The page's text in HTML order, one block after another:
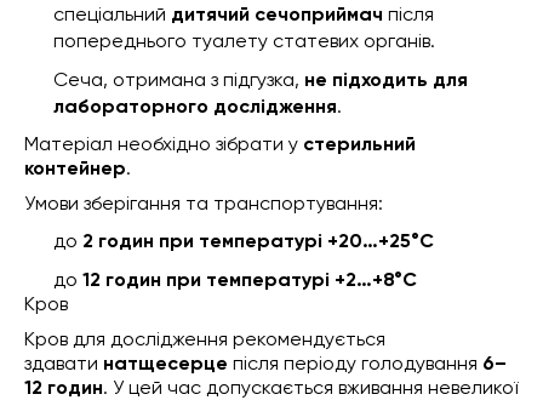
спеціальний дитячий сечоприймач після
попереднього туалету статевих органів.
Сеча, отримана з підгузка, не підходить для
лабораторного дослідження.
Матеріал необхідно зібрати у стерильний
контейнер.
Умови зберігання та транспортування:
до 2 годин при температурі +20…+25°C
до 12 годин при температурі +2…+8°C
Кров
Кров для дослідження рекомендується
здавати натщесерце після періоду голодування 6–
12 годин. У цей час допускається вживання невеликої